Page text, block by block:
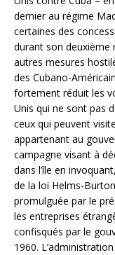
dernier au régime
certaines des
durant son deuxième
autres mesures
des Cubano-
fortement réduit les
Unis qui ne sont pas
ceux qui peuvent
appartenant au
campagne visant à
dans l’île en
de la loi Helms-
promulguée par le
les entreprises
confisqués par le
1960.